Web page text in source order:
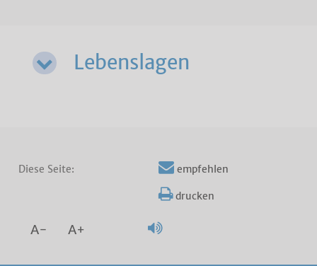
Lebenslagen
Diese Seite: empfehlen
drucken
A- A+